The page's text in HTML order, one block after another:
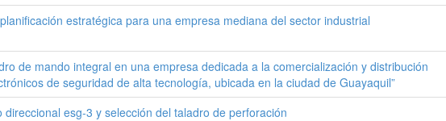
estratégica para una empresa mediana del sector industrial
de mando integral en una empresa dedicada a la comercialización y distribución
de seguridad de alta tecnología, ubicada en la ciudad de Guayaquil”
direccional esg-3 y selección del taladro de perforación